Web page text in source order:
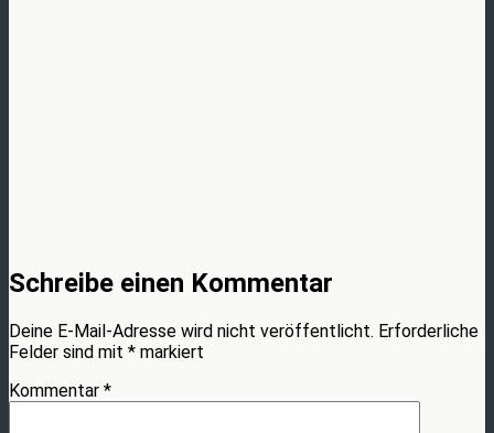
Schreibe einen Kommentar
Deine E-Mail-Adresse wird nicht veröffentlicht. Erforderliche
Felder sind mit * markiert
Kommentar *